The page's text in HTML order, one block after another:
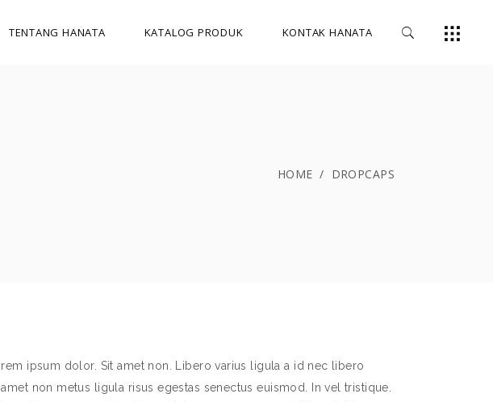
TENTANG HANATA KATALOG PRODUK KONTAK HANATA
HOME / DROPCAPS
rem ipsum dolor. Sit amet non. Libero varius ligula a id nec libero
amet non metus ligula risus egestas senectus euismod. In vel tristique.